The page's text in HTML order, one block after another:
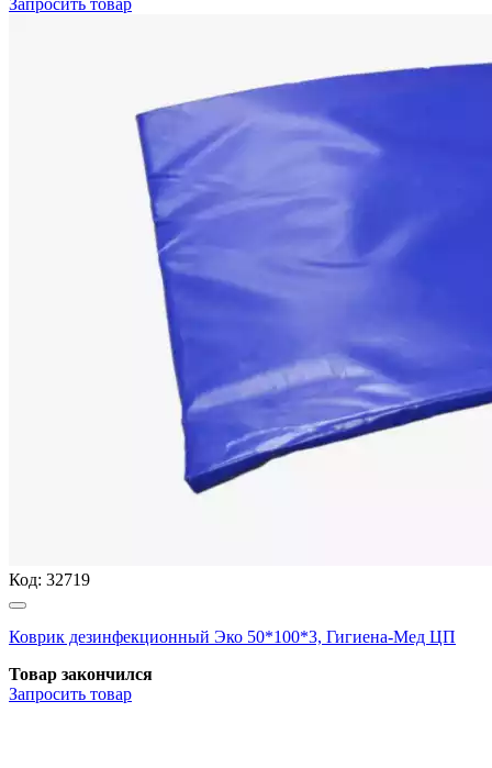
Код: 32719
Коврик дезинфекционный Эко 50*100*3, Гигиена-Мед ЦП
Товар закончился
Запросить товар